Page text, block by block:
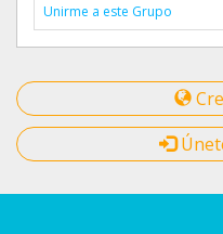
Unirme a este Grupo